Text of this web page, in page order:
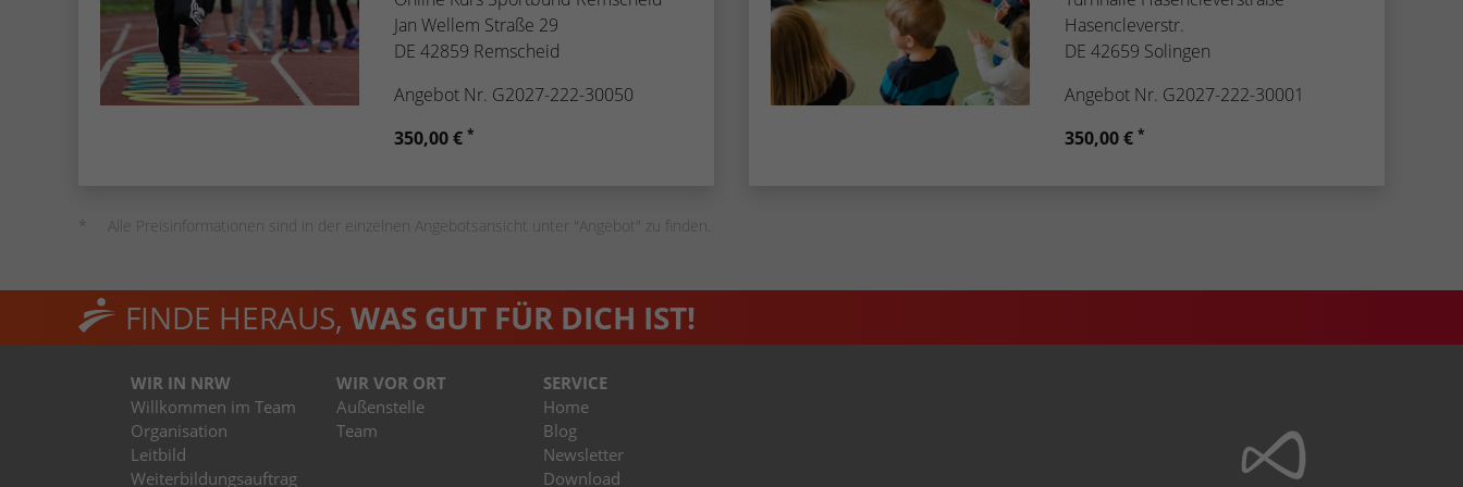
Jan Wellem Straße 29
DE 42859 Remscheid
Angebot Nr. G2027-222-30050
350,00 € *
Hasencleverstr.
DE 42659 Solingen
Angebot Nr. G2027-222-30001
350,00 € *
Alle Preisinformationen sind in der einzelnen Angebotsansicht unter "Angebot" zu finden.
FINDE HERAUS, WAS GUT FÜR DICH IST!
WIR IN NRW
Willkommen im Team
Organisation
Leitbild
Weiterbildungsauftrag
WIR VOR ORT
Außenstelle
Team
SERVICE
Home
Blog
Newsletter
Download
Zugang zu geschützten Bereichen gewährt.
weisen eine randoly generierte Nummer zu, um
eindeutige Besucher zu identifizieren.
Informationen darüber zu speichern, wie
Besucher eine Website nutzen, und hilft bei der